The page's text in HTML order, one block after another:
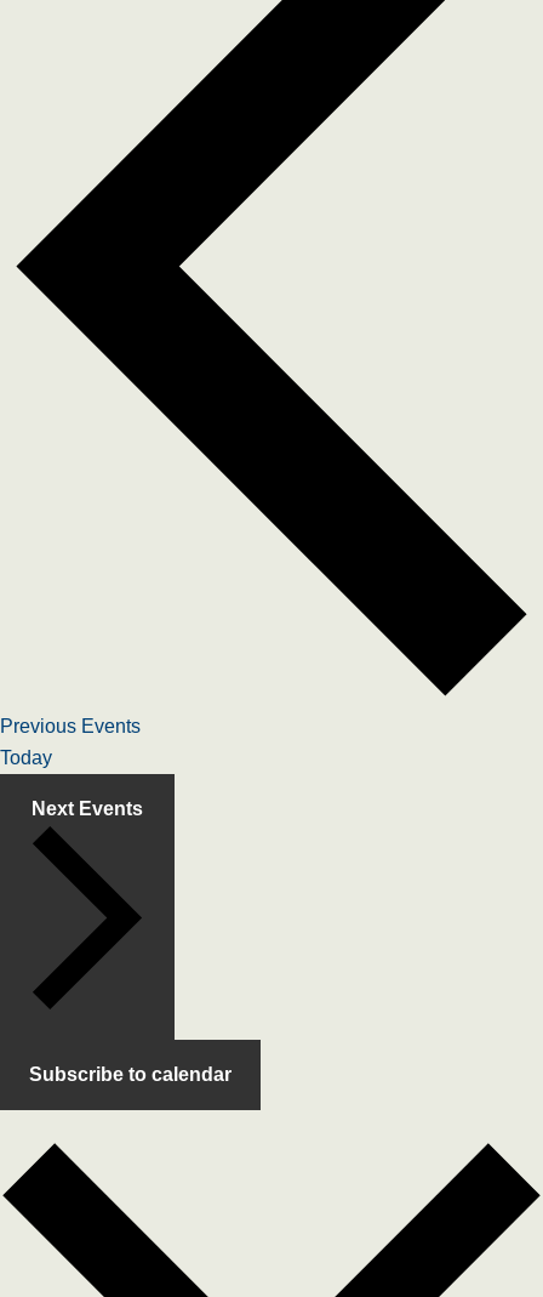
Previous Events
Today
Next Events
Subscribe to calendar